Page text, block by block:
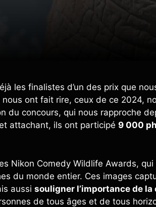
les finalistes d’un des prix que
ont fait rire, ceux de ce 2024,
du concours, qui nous rapproche
attachant, ils ont participé 9 000
Nikon Comedy Wildlife Awards,
du monde entier. Ces images
aussi souligner l’importance de
de tous âges et de tous